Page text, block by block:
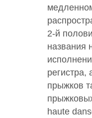
2-й
названия
регистра,
прыжков
haute